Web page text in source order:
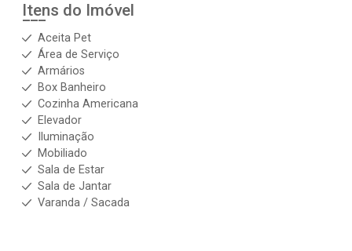
Itens do Imóvel
Aceita Pet
Área de Serviço
Armários
Box Banheiro
Cozinha Americana
Elevador
Iluminação
Mobiliado
Sala de Estar
Sala de Jantar
Varanda / Sacada